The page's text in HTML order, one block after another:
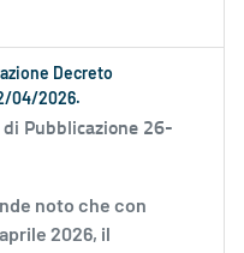
Decreto
04/2026.
di Pubblicazione 26-
noto che con
2026, il